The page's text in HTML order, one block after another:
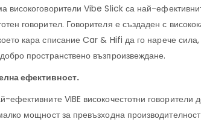
високоговорители Vibe Slick са най-
говорител. Говорителя е създаден с
кара списание Car & Hifi да го нарече
пространствено възпроизвеждане.
ефективност.
ефективните VIBE високочестотни
мощност за превъзходна